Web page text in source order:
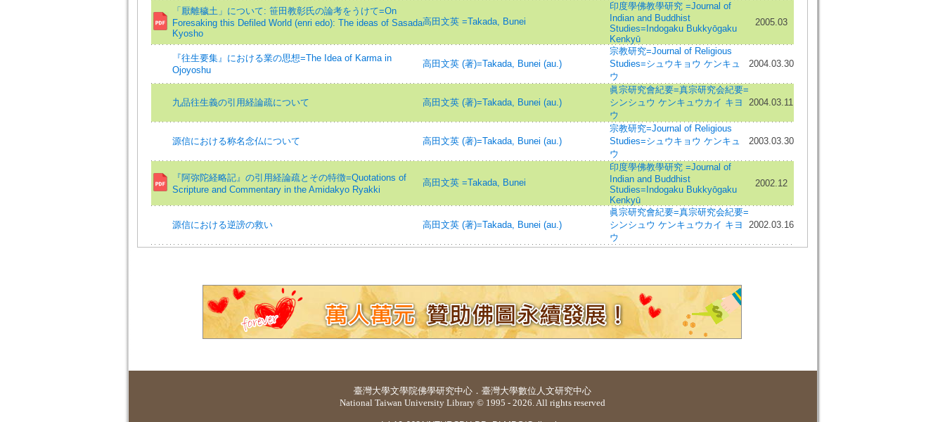
「厭離穢土」について: 笹田教彰氏の論考をうけて=On
Foresaking this Defiled World (enri edo): The ideas of Sasada
Kyosho
高田文英 =Takada, Bunei
印度學佛教學研究 =Journal of
Indian and Buddhist
Studies=Indogaku Bukkyōgaku
Kenkyū
2005.03
『往生要集』における業の思想=The Idea of Karma in
Ojoyoshu
高田文英 (著)=Takada, Bunei (au.)
宗教研究=Journal of Religious
Studies=シュウキョウ ケンキュ
ウ
2004.03.30
九品往生義の引用経論疏について 高田文英 (著)=Takada, Bunei (au.)
眞宗研究會紀要=真宗研究会紀要=
シンシュウ ケンキュウカイ キヨ
ウ
2004.03.11
源信における称名念仏について 高田文英 (著)=Takada, Bunei (au.)
宗教研究=Journal of Religious
Studies=シュウキョウ ケンキュ
ウ
2003.03.30
『阿弥陀経略記』の引用経論疏とその特徴=Quotations of
Scripture and Commentary in the Amidakyo Ryakki
高田文英 =Takada, Bunei
印度學佛教學研究 =Journal of
Indian and Buddhist
Studies=Indogaku Bukkyōgaku
Kenkyū
2002.12
源信における逆謗の救い 高田文英 (著)=Takada, Bunei (au.)
眞宗研究會紀要=真宗研究会紀要=
シンシュウ ケンキュウカイ キヨ
ウ
2002.03.16
臺灣大學文學院佛學研究中心 ． 臺灣大學數位人文研究中心
National Taiwan University Library © 1995 - 2026. All rights reserved